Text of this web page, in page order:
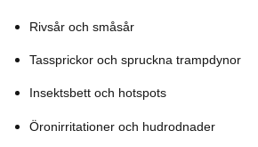
Rivsår och småsår
Tassprickor och spruckna trampdynor
Insektsbett och hotspots
Öronirritationer och hudrodnader